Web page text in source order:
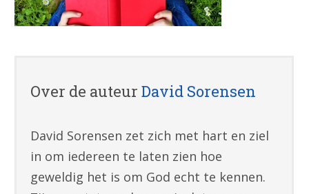
Over de auteurDavid Sorensen
David Sorensen zet zich met hart en ziel
in om iedereen te laten zien hoe
geweldig het is om God echt te kennen.